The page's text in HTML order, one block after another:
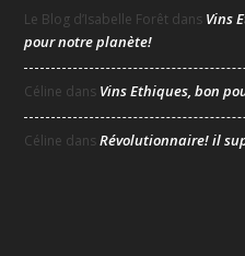
Le Blog d’Isabelle Forêt dans Vins
pour notre planète!
Céline dans Vins Ethiques, bon
Céline dansRévolutionnaire! il